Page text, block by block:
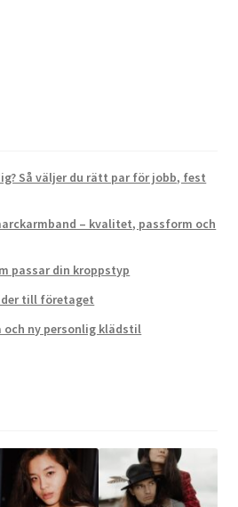
Så väljer du rätt par för jobb, fest
– kvalitet, passform och
passar din kroppstyp
till företaget
och ny personlig klädstil